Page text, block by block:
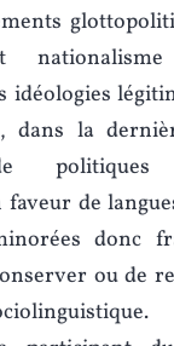
nationalisme
idéologies
dans la
politiques
de
donc
ou de